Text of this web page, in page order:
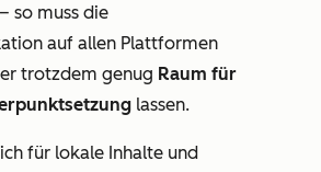
so muss die
auf allen Plattformen
trotzdem genug Raum für
lassen.
für lokale Inhalte und